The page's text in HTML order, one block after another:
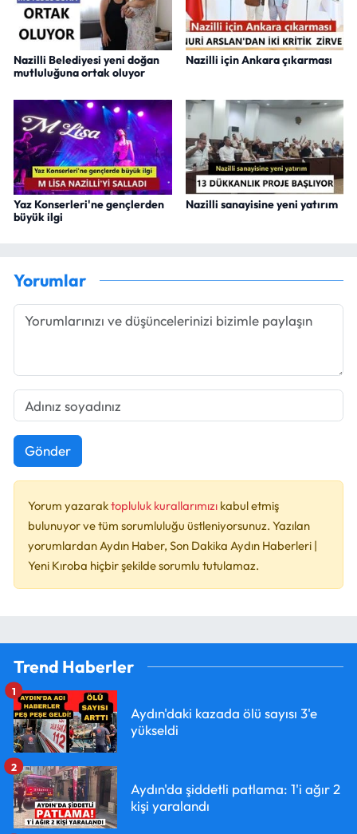
Nazilli Belediyesi yeni doğan
mutluluğuna ortak oluyor
Nazilli için Ankara çıkarması
Yaz Konserleri'ne gençlerden
büyük ilgi
Nazilli sanayisine yeni yatırım
Yorumlar
Gönder
Yorum yazaraktopluluk kurallarımızı kabul etmiş
bulunuyor ve tüm sorumluluğu üstleniyorsunuz. Yazılan
yorumlardan Aydın Haber, Son Dakika Aydın Haberleri |
Yeni Kıroba hiçbir şekilde sorumlu tutulamaz.
Trend Haberler
Aydın'daki kazada ölü sayısı 3'e
yükseldi
1
Aydın'da şiddetli patlama: 1'i ağır 2
kişi yaralandı
2